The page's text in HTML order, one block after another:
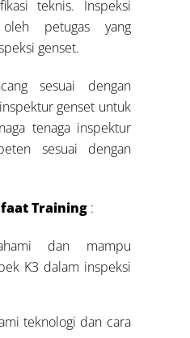
teknis. Inspeksi
petugas yang
genset.
sesuai dengan
genset untuk
tenaga inspektur
sesuai dengan
Training :
dan mampu
K3 dalam inspeksi
teknologi dan cara